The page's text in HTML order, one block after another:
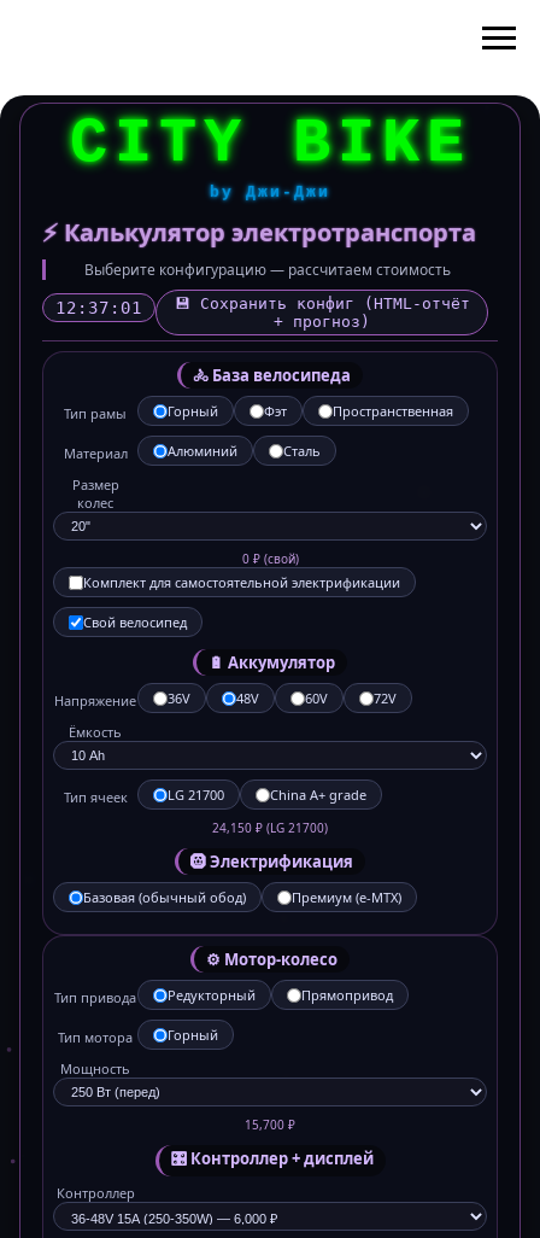
CITY BIKE
by Джи-Джи
⚡ Калькулятор электротранспорта
Выберите конфигурацию — рассчитаем стоимость
12:37:02
💾 Сохранить конфиг (HTML-отчёт
+ прогноз)
🚴 База велосипеда
Тип рамы Горный Фэт Пространственная
Материал Алюминий
Сталь
Размер
колес
0 ₽ (свой)
Комплект для самостоятельной электрификации
Свой велосипед
🔋 Аккумулятор
Напряжение 36V 48V 60V
72V
Ёмкость
Тип ячеек LG 21700 China A+ grade
24,150 ₽ (LG 21700)
🛞 Электрификация
Базовая (обычный обод) Премиум (e-MTX)
⚙️ Мотор-колесо
Тип привода Редукторный Прямопривод
Тип мотора
Горный
Мощность
15,700 ₽
🎛️ Контроллер + дисплей
Контроллер